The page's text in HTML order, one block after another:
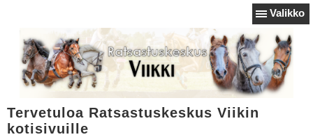
Valikko
Tervetuloa Ratsastuskeskus Viikin
kotisivuille